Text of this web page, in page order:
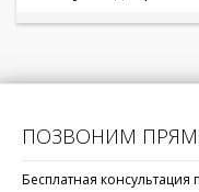
ПОЗВОНИМ
Бесплатная